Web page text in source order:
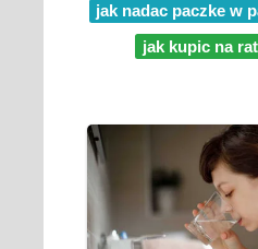
jak nadac paczke w
jak kupic na